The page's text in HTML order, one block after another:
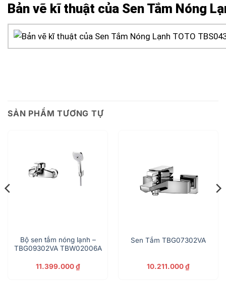
Bản vẽ kĩ thuật của Sen Tắm Nóng
SẢN PHẨM TƯƠNG TỰ
Bộ sen tắm nóng lạnh –
TBG09302VA TBW02006A
11.399.000₫
Sen Tắm TBG07302VA
10.211.000₫